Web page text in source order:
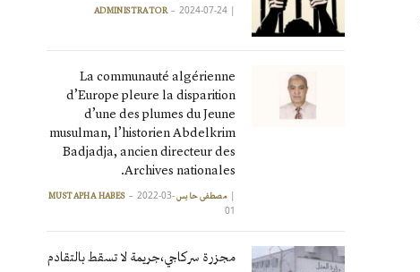
|
ADMINISTRATOR 2024-07-24
La communauté algérienne
d’Europe pleure la disparition
d’une des plumes du Jeune
musulman, l’historien Abdelkrim
Badjadja, ancien directeur des
Archives nationales.
| مصطفى حابس MUSTAPHA HABES2022-03-
01
مجزرة سركاجي،جريمة لا تسقط بالتقادم